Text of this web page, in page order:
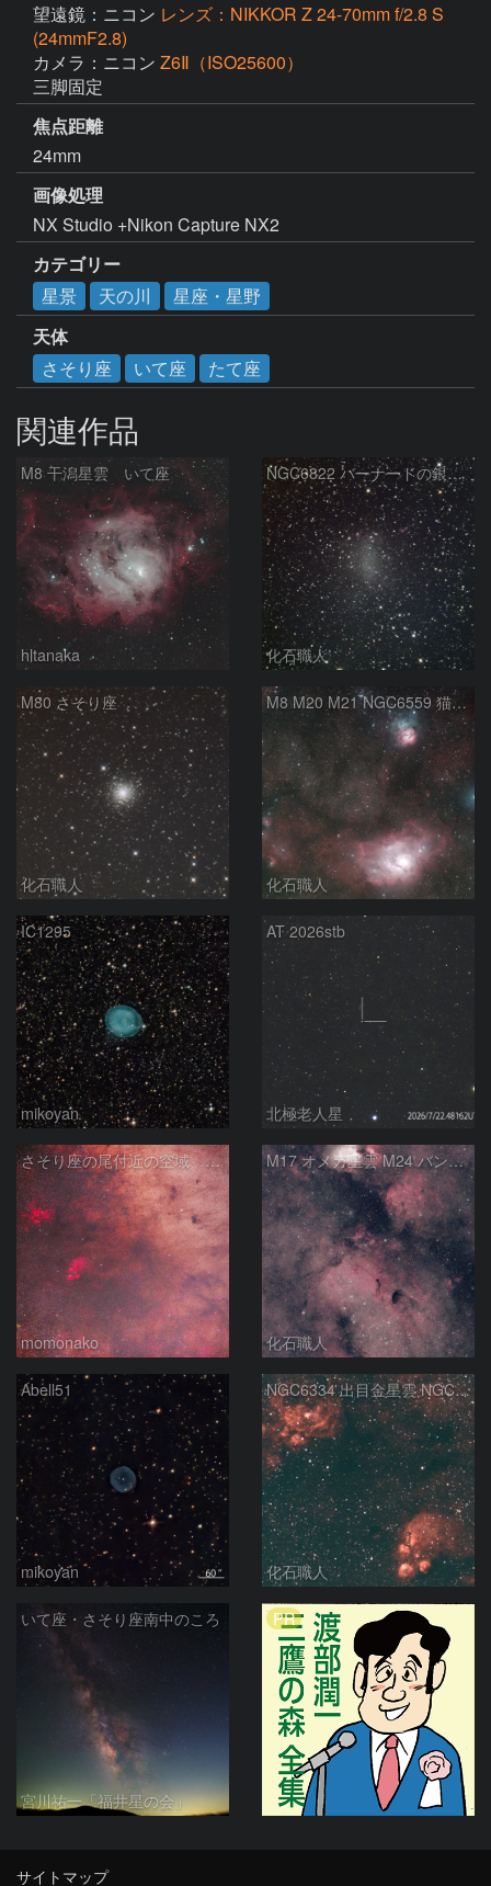
望遠鏡：ニコン レンズ：NIKKOR Z 24-70mm f/2.8 S
(24mmF2.8)
カメラ：ニコン Z6Ⅱ（ISO25600）
三脚固定
焦点距離
24mm
画像処理
NX Studio +Nikon Capture NX2
カテゴリー
星景
天の川
星座・星野
天体
さそり座
いて座 たて座
関連作品
M8 干潟星雲 いて座
hltanaka
NGC6822 バーナードの銀河 いて座
化石職人
M80 さそり座
化石職人
M8 M20 M21 NGC6559 猫の手星雲 いて座
化石職人
IC1295
mikoyan
AT 2026stb
北極老人星
さそり座の尾付近の空域 260718
momonako
M17 オメガ星雲 M24 バンビの横顔 いて座
化石職人
Abell51
mikoyan
NGC6334 出目金星雲 NGC6357 彼岸花星雲 さそり座
化石職人
いて座・さそり座南中のころ
宮川祐一「福井星の会」
PR
サイトマップ